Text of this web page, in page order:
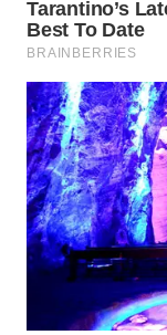
suportar
As descobertas
de portes
morfológica
revelaram que
determinante. A
marcantes
diferentes